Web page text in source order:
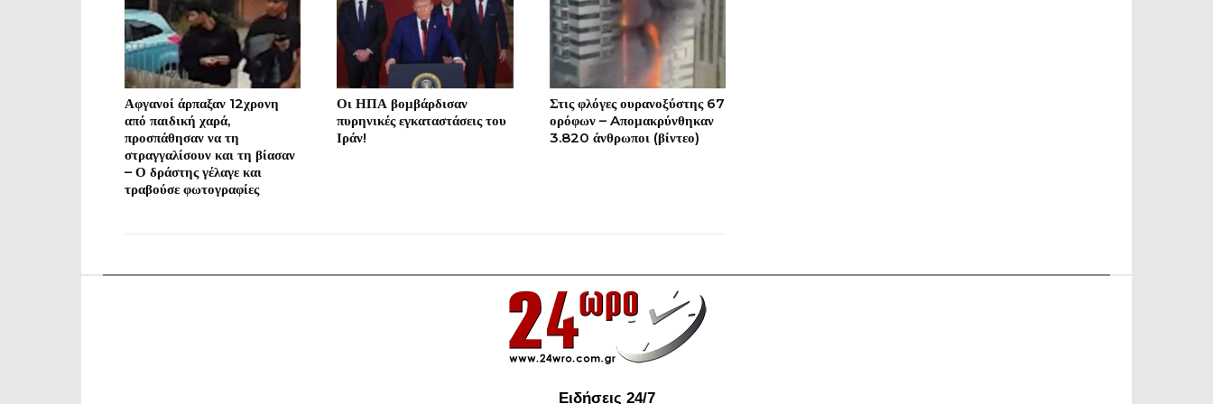
Αφγανοί άρπαξαν 12χρονη
από παιδική χαρά,
προσπάθησαν να τη
στραγγαλίσουν και τη βίασαν
– Ο δράστης γέλαγε και
τραβούσε φωτογραφίες
Οι ΗΠΑ βομβάρδισαν
πυρηνικές εγκαταστάσεις του
Ιράν!
Στις φλόγες ουρανοξύστης 67
ορόφων – Aπομακρύνθηκαν
3.820 άνθρωποι (βίντεο)
Ειδήσεις 24/7